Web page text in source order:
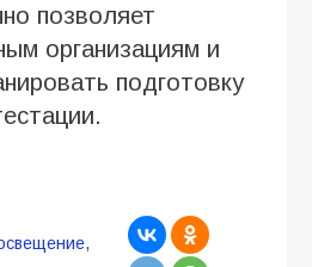
позволяет
организациям и
подготовку
,